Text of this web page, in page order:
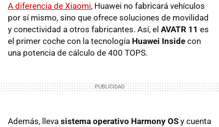
A diferencia de Xiaomi, Huawei no fabricará vehículos
por sí mismo, sino que ofrece soluciones de movilidad
y conectividad a otros fabricantes. Así, el AVATR 11 es
el primer coche con la tecnología Huawei Inside con
una potencia de cálculo de 400 TOPS.
Además, lleva sistema operativo Harmony OS y cuenta